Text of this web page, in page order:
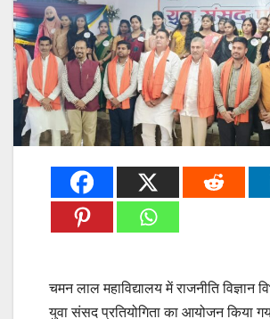
चमन लाल महाविद्यालय में राजनीति विज्ञान
युवा संसद प्रतियोगिता का आयोजन किया